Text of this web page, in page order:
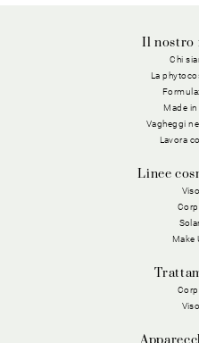
Il nostro
Chi
La
Made
Vagheggi
Lavora
Linee
Viso
Make
Viso